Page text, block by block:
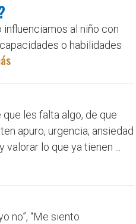
al niño con
o habilidades
les falta algo, de que
apuro, urgencia, ansiedad
lo que ya tienen ...
no”, “Me siento